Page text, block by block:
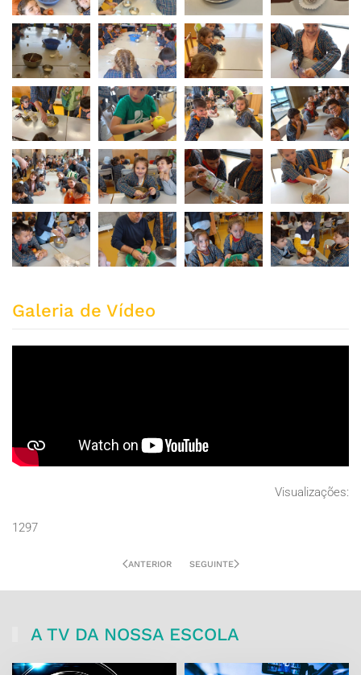
ZOOM ZOOM ZOOM ZOOM
ZOOM ZOOM ZOOM ZOOM
ZOOM ZOOM ZOOM ZOOM
ZOOM ZOOM ZOOM ZOOM
Galeria de Vídeo
Visualizações:
1297
ANTERIOR SEGUINTE
A TV DA NOSSA ESCOLA